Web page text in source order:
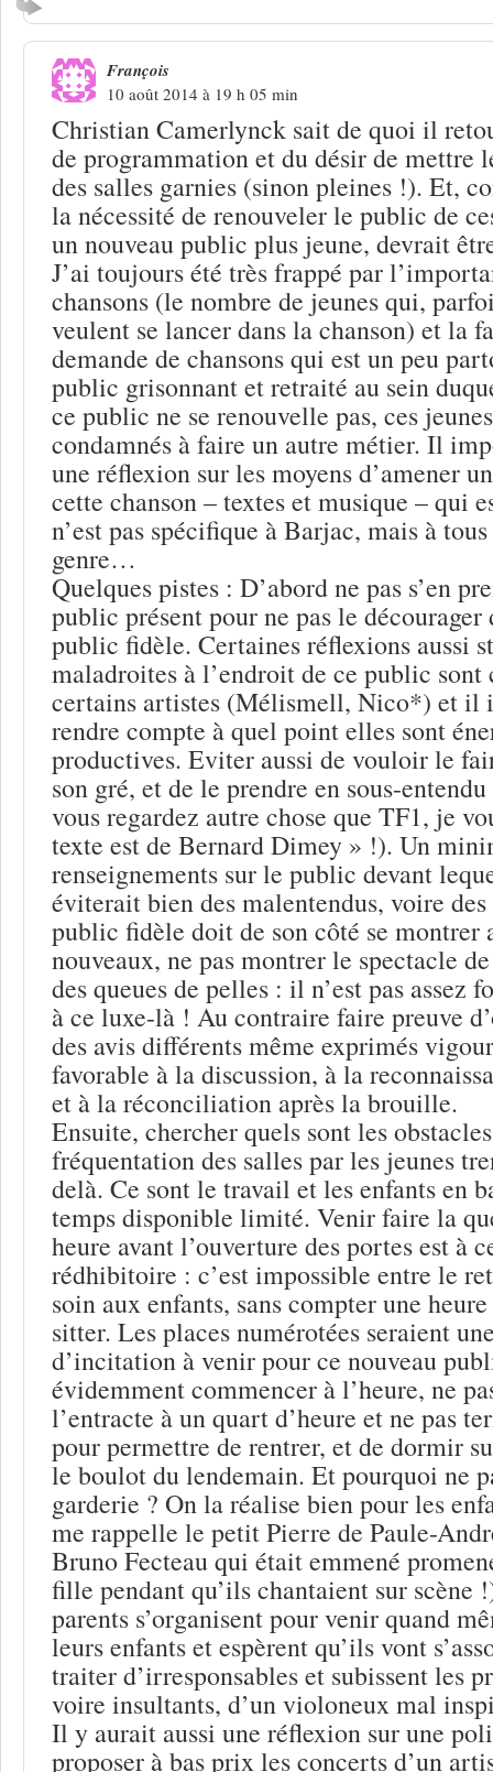
François
10 août 2014 à 19 h 05 min
Christian Camerlynck sait de quoi il
de programmation et du désir de mettre
des salles garnies (sinon pleines !). Et,
la nécessité de renouveler le public de
un nouveau public plus jeune, devrait
J’ai toujours été très frappé par
chansons (le nombre de jeunes qui,
veulent se lancer dans la chanson) et la
demande de chansons qui est un peu
public grisonnant et retraité au sein
ce public ne se renouvelle pas, ces
condamnés à faire un autre métier. Il
une réflexion sur les moyens d’amener
cette chanson – textes et musique – qui
n’est pas spécifique à Barjac, mais à
genre…
Quelques pistes : D’abord ne pas s’en
public présent pour ne pas le décourager
public fidèle. Certaines réflexions aussi
maladroites à l’endroit de ce public sont
certains artistes (Mélismell, Nico*) et il
rendre compte à quel point elles sont
productives. Eviter aussi de vouloir le
son gré, et de le prendre en sous-
vous regardez autre chose que TF1, je
texte est de Bernard Dimey » !). Un
renseignements sur le public devant
éviterait bien des malentendus, voire
public fidèle doit de son côté se montrer
nouveaux, ne pas montrer le spectacle
des queues de pelles : il n’est pas assez
à ce luxe-là ! Au contraire faire preuve
des avis différents même exprimés
favorable à la discussion, à la
et à la réconciliation après la brouille.
Ensuite, chercher quels sont les
fréquentation des salles par les jeunes
delà. Ce sont le travail et les enfants en
temps disponible limité. Venir faire la
heure avant l’ouverture des portes est à
rédhibitoire : c’est impossible entre le
soin aux enfants, sans compter une
sitter. Les places numérotées seraient
d’incitation à venir pour ce nouveau
évidemment commencer à l’heure, ne
l’entracte à un quart d’heure et ne pas
pour permettre de rentrer, et de dormir
le boulot du lendemain. Et pourquoi ne
garderie ? On la réalise bien pour les
me rappelle le petit Pierre de Paule-
Bruno Fecteau qui était emmené
fille pendant qu’ils chantaient sur scène
parents s’organisent pour venir quand
leurs enfants et espèrent qu’ils vont
traiter d’irresponsables et subissent les
voire insultants, d’un violoneux mal
Il y aurait aussi une réflexion sur une
proposer à bas prix les concerts d’un